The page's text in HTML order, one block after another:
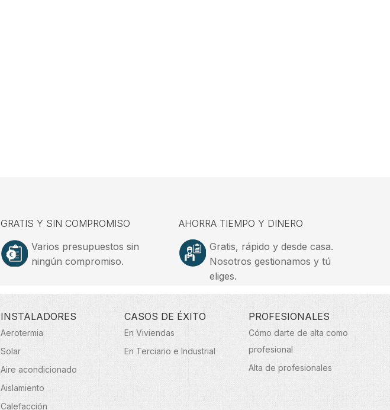
GRATIS Y SIN COMPROMISO
Varios presupuestos sin
ningún compromiso.
AHORRA TIEMPO Y DINERO
Gratis, rápido y desde casa.
Nosotros gestionamos y tú
eliges.
INSTALADORES
Aerotermia
Solar
Aire acondicionado
Aislamiento
Calefacción
CASOS DE ÉXITO
En Viviendas
En Terciario e Industrial
PROFESIONALES
Cómo darte de alta como
profesional
Alta de profesionales